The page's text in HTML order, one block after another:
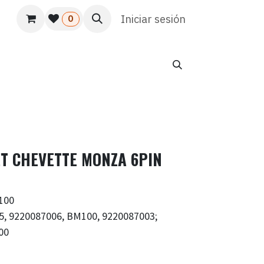
Usuario Atención al cliente HR
0 Iniciar sesión
CHEVETTE MONZA 6PIN
9220087006, BM100, 9220087003;